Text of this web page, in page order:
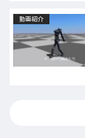
動画紹介